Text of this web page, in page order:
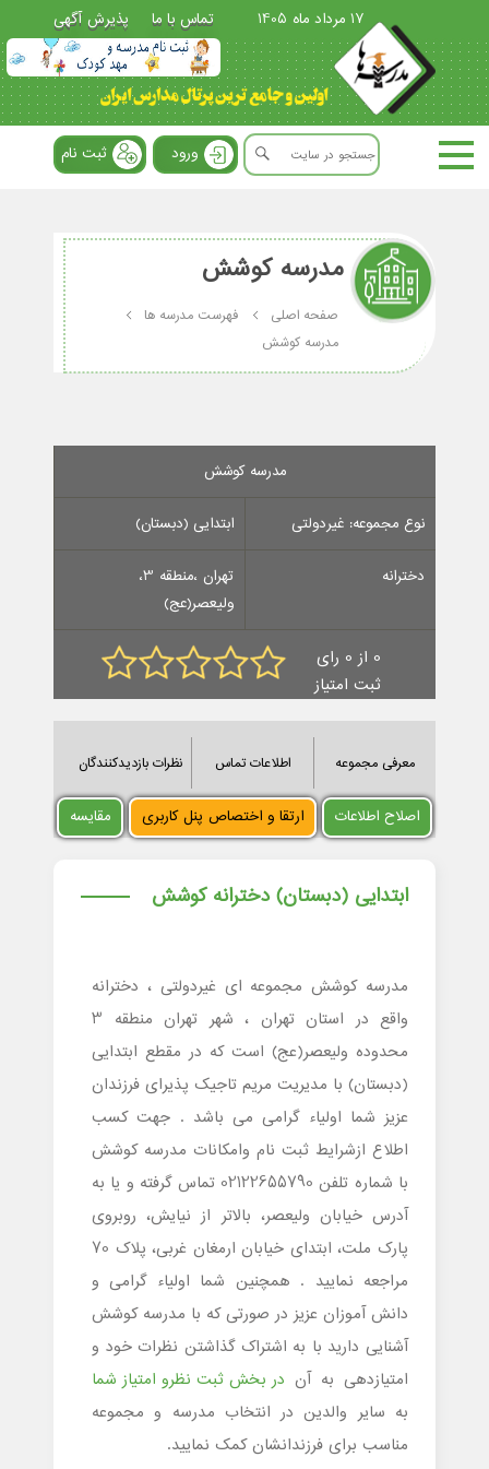
17 مرداد ماه 1405 تماس با ما پذیرش آگهی
ورود ثبت نام
مدرسه کوشش
صفحه اصلی
فهرست مدرسه ها
مدرسه کوشش
مدرسه کوشش
نوع مجموعه: غیردولتی ابتدایی (دبستان)
دخترانه
تهران ،منطقه 3،
ولیعصر(عج)
0 از 0 رای
ثبت امتیاز
معرفی مجموعه اطلاعات تماس نظرات بازدیدکنندگان
اصلاح اطلاعات ارتقا و اختصاص پنل کاربری مقایسه
ابتدایی (دبستان) دخترانه کوشش
مدرسه کوشش مجموعه ای غیردولتی ، دخترانه
واقع در استان تهران ، شهر تهران منطقه 3
محدوده ولیعصر(عج) است که در مقطع ابتدایی
(دبستان) با مدیریت مریم تاجیک پذیرای فرزندان
عزیز شما اولیاء گرامی می باشد . جهت کسب
اطلاع ازشرایط ثبت نام وامکانات مدرسه کوشش
با شماره تلفن 02122655790 تماس گرفته و یا به
آدرس خیابان ولیعصر، بالاتر از نیایش، روبروی
پارک ملت، ابتدای خیابان ارمغان غربی، پلاک 70
مراجعه نمایید . همچنین شما اولیاء گرامی و
دانش آموزان عزیز در صورتی که با مدرسه کوشش
آشنایی دارید با به اشتراک گذاشتن نظرات خود و
امتیازدهی به آن در بخش ثبت نظرو امتیاز شما
به سایر والدین در انتخاب مدرسه و مجموعه
مناسب برای فرزندانشان کمک نمایید.